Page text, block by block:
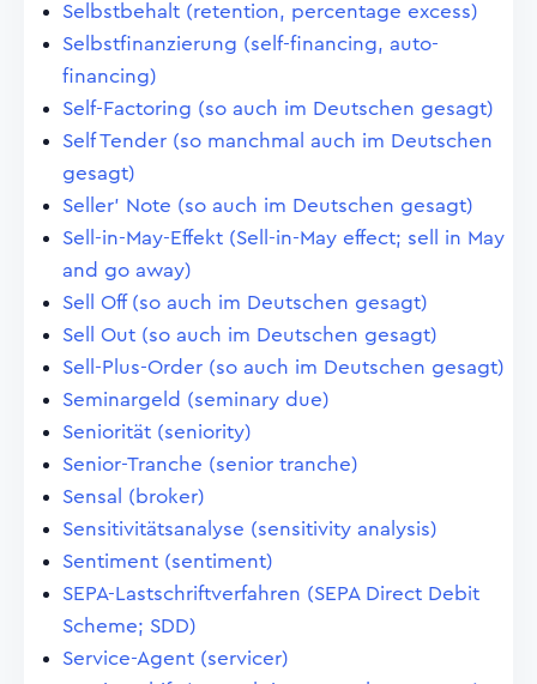
Selbstbehalt (retention, percentage excess)
Selbstfinanzierung (self-financing, auto-
financing)
Self-Factoring (so auch im Deutschen gesagt)
Self Tender (so manchmal auch im Deutschen
gesagt)
Seller' Note (so auch im Deutschen gesagt)
Sell-in-May-Effekt (Sell-in-May effect; sell in May
and go away)
Sell Off (so auch im Deutschen gesagt)
Sell Out (so auch im Deutschen gesagt)
Sell-Plus-Order (so auch im Deutschen gesagt)
Seminargeld (seminary due)
Seniorität (seniority)
Senior-Tranche (senior tranche)
Sensal (broker)
Sensitivitätsanalyse (sensitivity analysis)
Sentiment (sentiment)
SEPA-Lastschriftverfahren (SEPA Direct Debit
Scheme; SDD)
Service-Agent (servicer)